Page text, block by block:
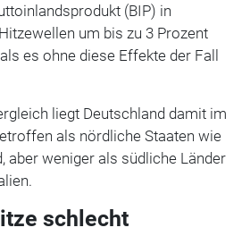
(BIP) in
um bis zu 3 Prozent
es ohne diese Effekte der Fall
liegt Deutschland damit im
als nördliche Staaten wie
aber weniger als südliche Länder
schlecht